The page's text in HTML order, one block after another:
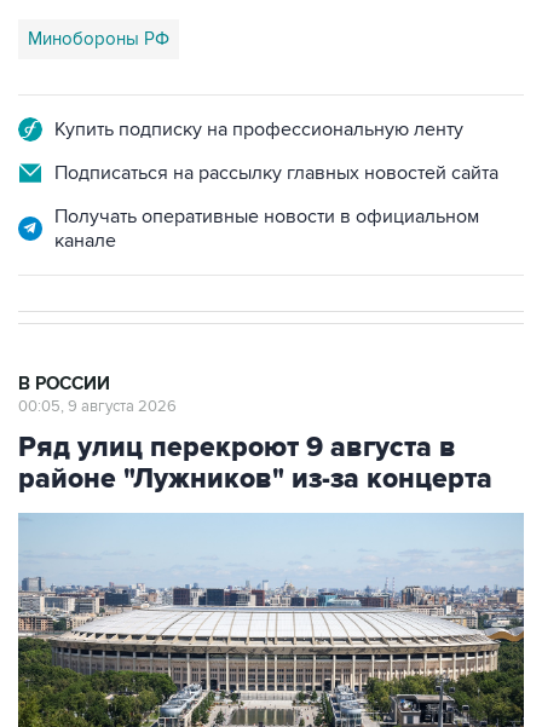
Минобороны РФ
Купить подписку на профессиональную ленту
Подписаться на рассылку главных новостей сайта
Получать оперативные новости в официальном
канале
В РОССИИ
00:05, 9 августа 2026
Ряд улиц перекроют 9 августа в
районе "Лужников" из-за концерта